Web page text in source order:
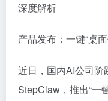
深度解析
产品发布：一键“桌
近日，国内AI公司阶
StepClaw，推出“一